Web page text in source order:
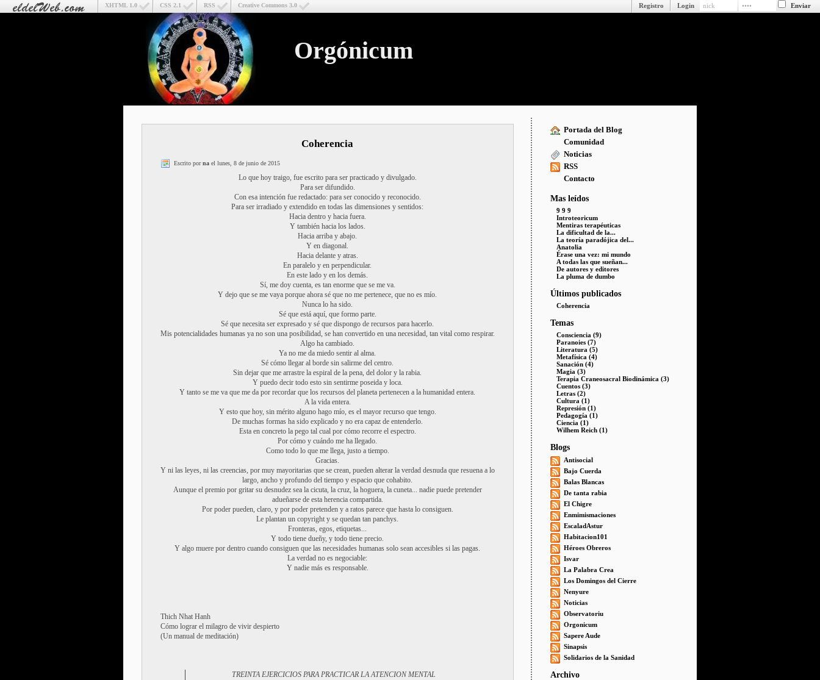
Creative Commons 3.0
RSS
CSS 2.1
XHTML 1.0 Login
Registro
Orgónicum
Portada del Blog
Comunidad
Noticias
RSS
Contacto
Mas leídos
9 9 9
Introteoricum
Mentiras terapéuticas
La dificultad de la...
La teoría paradójica del...
Anatolia
Érase una vez: mi mundo
A todas las que sueñan...
De autores y editores
La pluma de dumbo
Últimos publicados
Coherencia
Temas
Consciencia (9)
Paranoies (7)
Literatura (5)
Metafísica (4)
Sanación (4)
Magia (3)
Terapia Craneosacral Biodinámica (3)
Cuentos (3)
Letras (2)
Cultura (1)
Represión (1)
Pedagogía (1)
Ciencia (1)
Wilhem Reich (1)
Blogs
Antisocial
Bajo Cuerda
Balas Blancas
De tanta rabia
El Chigre
Enmimismaciones
EscaladAstur
Habitacion101
Héroes Obreros
Isvar
La Palabra Crea
Los Domingos del Cierre
Nenyure
Noticias
Observatoriu
Orgonicum
Sapere Aude
Sinapsis
Solidarios de la Sanidad
Archivo
Coherencia
Escrito pornael lunes, 8 de junio de 2015
Lo que hoy traigo, fue escrito para ser practicado y divulgado.
Para ser difundido.
Con esa intención fue redactado: para ser conocido y reconocido.
Para ser irradiado y extendido en todas las dimensiones y sentidos:
Hacia dentro y hacia fuera.
Y también hacia los lados.
Hacia arriba y abajo.
Y en diagonal.
Hacia delante y atras.
En paralelo y en perpendicular.
En este lado y en los demás.
Sí, me doy cuenta, es tan enorme que se me va.
Y dejo que se me vaya porque ahora sé que no me pertenece, que no es mío.
Nunca lo ha sido.
Sé que está aquí, que formo parte.
Sé que necesita ser expresado y sé que dispongo de recursos para hacerlo.
Mis potencialidades humanas ya no son una posibilidad, se han convertido en una necesidad, tan vital como respirar.
Algo ha cambiado.
Ya no me da miedo sentir al alma.
Sé cómo llegar al borde sin salirme del centro.
Sin dejar que me arrastre la espiral de la pena, del dolor y la rabia.
Y puedo decir todo esto sin sentirme poseida y loca.
Y tanto se me va que me da por recordar que los recursos del planeta pertenecen a la humanidad entera.
A la vida entera.
Y esto que hoy, sin mérito alguno hago mío, es el mayor recurso que tengo.
De muchas formas ha sido explicado y no era capaz de entenderlo.
Esta en concreto la pego tal cual por cómo recorre el espectro.
Por cómo y cuándo me ha llegado.
Como todo lo que me llega, justo a tiempo.
Gracias.
Y ni las leyes, ni las creencias, por muy mayoritarias que se crean, pueden alterar la verdad desnuda que resuena a lo
largo, ancho y profundo del tiempo y espacio que cohabito.
Aunque el premio por gritar su desnudez sea la cicuta, la cruz, la hoguera, la cuneta... nadie puede pretender
adueñarse de esta herencia compartida.
Por poder pueden, claro, y por poder pretenden y a ratos parece que hasta lo consiguen.
Le plantan un copyright y se quedan tan panchys.
Fronteras, egos, etiquetas...
Y todo tiene dueñy, y todo tiene precio.
Y algo muere por dentro cuando consiguen que las necesidades humanas solo sean accesibles si las pagas.
La verdad no es negociable:
Y nadie más es responsable.
Thich Nhat Hanh
Cómo lograr el milagro de vivir despierto
(Un manual de meditación)
TREINTA EJERCICIOS PARA PRACTICAR LA ATENCION MENTAL